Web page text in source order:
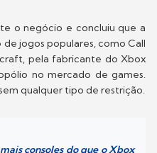
o negócio e concluiu que a
jogos populares, como Call
pela fabricante do Xbox
no mercado de games.
qualquer tipo de restrição.
consoles do que o Xbox